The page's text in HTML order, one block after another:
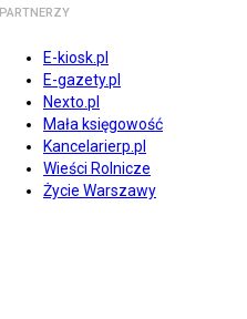
PARTNERZY
E-kiosk.pl
E-gazety.pl
Nexto.pl
Mała księgowość
Kancelarierp.pl
Wieści Rolnicze
Życie Warszawy